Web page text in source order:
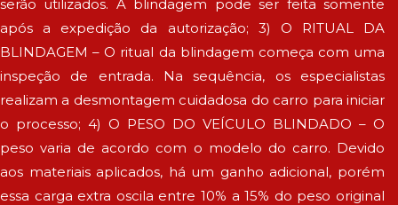
serão utilizados. A blindagem pode ser feita somente
após a expedição da autorização; 3) O RITUAL DA
BLINDAGEM – O ritual da blindagem começa com uma
inspeção de entrada. Na sequência, os especialistas
realizam a desmontagem cuidadosa do carro para iniciar
o processo; 4) O PESO DO VEÍCULO BLINDADO – O
peso varia de acordo com o modelo do carro. Devido
aos materiais aplicados, há um ganho adicional, porém
essa carga extra oscila entre 10% a 15% do peso original